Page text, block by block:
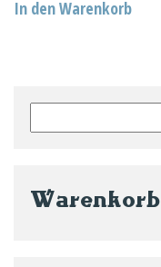
In den Warenkorb
nach:
Warenkorb